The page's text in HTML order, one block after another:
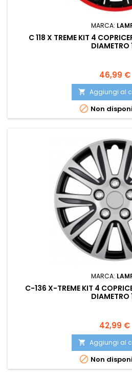
MARCA:
C 118 X TREME KIT 4
DIAMETRO
Prezzo
46,99 €
 Aggiungi al
 Non
MARCA:
C-136 X-TREME KIT 4
DIAMETRO
Prezzo
42,99 €
 Aggiungi al
 Non